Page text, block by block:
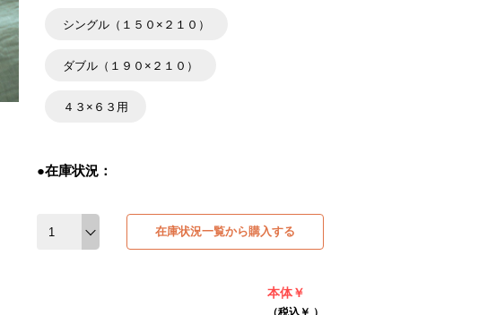
シングル（１５０×２１０）
ダブル（１９０×２１０）
４３×６３用
●在庫状況：
在庫状況一覧から購入する
本体￥
（税込￥ ）